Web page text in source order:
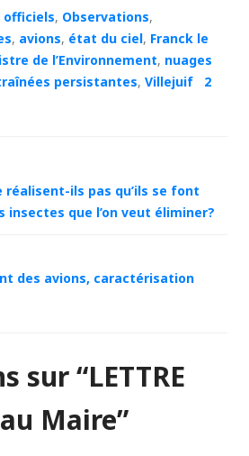
officiels, Observations,
, avions, état du ciel, Franck le
de l’Environnement, nuages
persistantes, Villejuif
2
réalisent-ils pas qu’ils se font
insectes que l’on veut éliminer?
des avions, caractérisation
sur “LETTRE
au Maire”